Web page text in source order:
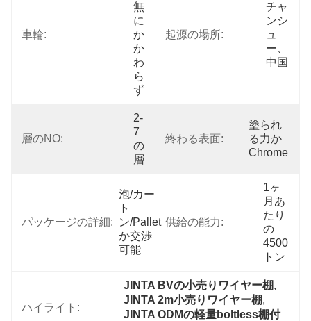
車輪:
無
に
か
か
わ
ら
ず
起源の場所:
チャ
ンシ
ュ
ー、
中国
層のNO:
2-
7
の
層
終わる表面:
塗られ
る力か
Chrome
パッケージの詳細:
泡/カー
ト
ン/pallet
か交渉
可能
供給の能力:
1ヶ
月あ
たり
の
4500
トン
ハイライト:
JINTA BVの小売りワイヤー棚,
JINTA 2m小売りワイヤー棚,
JINTA ODMの軽量boltless棚付